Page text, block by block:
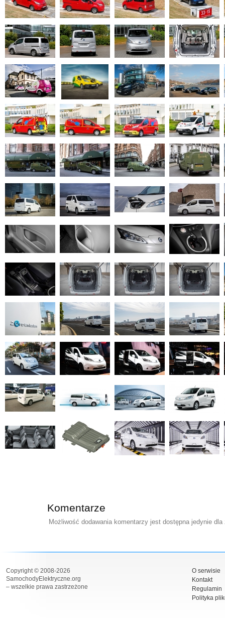
Komentarze
Możliwość dodawania komentarzy jest dostępna jedynie
Copyright © 2008-2026
SamochodyElektryczne.org
– wszelkie prawa zastrzeżone
O serwisie
Kontakt
Regulamin
Polityka